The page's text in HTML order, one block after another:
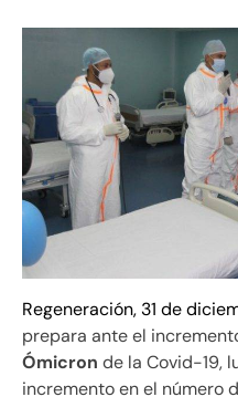
Regeneración, 31 de
prepara ante el
Ómicron de la Covid-19,
incremento en el número